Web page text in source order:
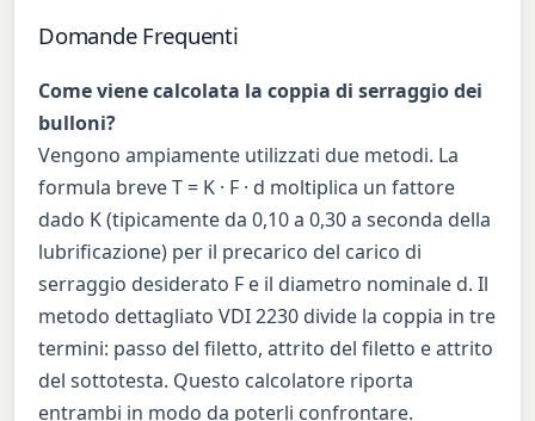
Domande Frequenti
Come viene calcolata la coppia di serraggio dei
bulloni?
Vengono ampiamente utilizzati due metodi. La
formula breve T = K · F · d moltiplica un fattore
dado K (tipicamente da 0,10 a 0,30 a seconda della
lubrificazione) per il precarico del carico di
serraggio desiderato F e il diametro nominale d. Il
metodo dettagliato VDI 2230 divide la coppia in tre
termini: passo del filetto, attrito del filetto e attrito
del sottotesta. Questo calcolatore riporta
entrambi in modo da poterli confrontare.